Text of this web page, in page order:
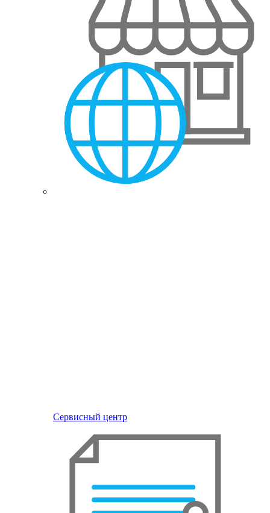
Сервисный центр